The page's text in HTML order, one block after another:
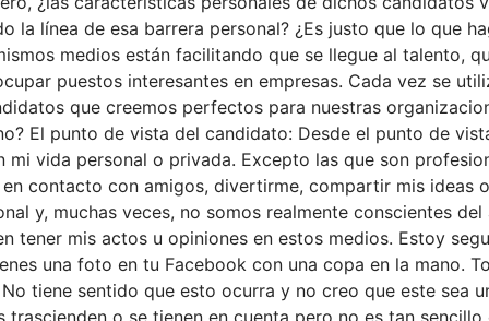
la línea de esa barrera personal? ¿Es justo que lo que
medios están facilitando que se llegue al talento,
puestos interesantes en empresas. Cada vez se
que creemos perfectos para nuestras
El punto de vista del candidato: Desde el punto de
mi vida personal o privada. Excepto las que son
contacto con amigos, divertirme, compartir mis ideas
y, muchas veces, no somos realmente conscientes
tener mis actos u opiniones en estos medios. Estoy
una foto en tu Facebook con una copa en la mano.
tiene sentido que esto ocurra y no creo que este sea
o se tienen en cuenta pero no es tan